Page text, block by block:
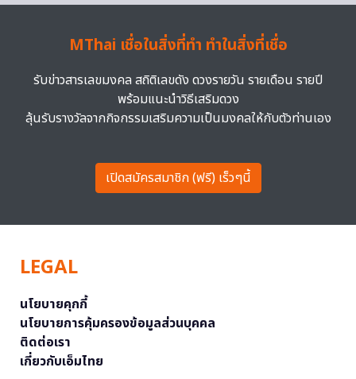
MThai เชื่อในสิ่งที่ทำ ทำในสิ่งที่เชื่อ
รับข่าวสารเลขมงคล สถิติเลขดัง ดวงรายวัน รายเดือน รายปี
พร้อมแนะนำวิธีเสริมดวง
ลุ้นรับรางวัลจากกิจกรรมเสริมความเป็นมงคลให้กับตัวท่านเอง
เปิดสมัครสมาชิก (ฟรี) เร็วๆนี้
LEGAL
นโยบายคุกกี้
นโยบายการคุ้มครองข้อมูลส่วนบุคคล
ติดต่อเรา
เกี่ยวกับเอ็มไทย